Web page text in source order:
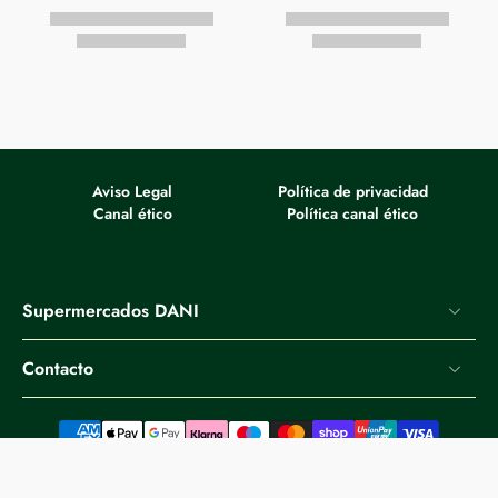
Aviso Legal
Política de privacidad
Canal ético
Política canal ético
Supermercados DANI
Contacto